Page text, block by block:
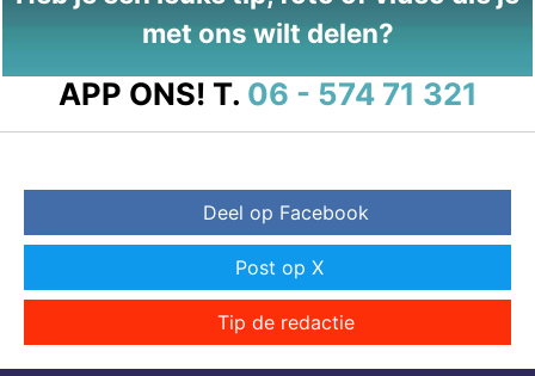
met ons wilt delen?
APP ONS! T. 06 - 574 71 321
Deel op Facebook
Post op X
Tip de redactie